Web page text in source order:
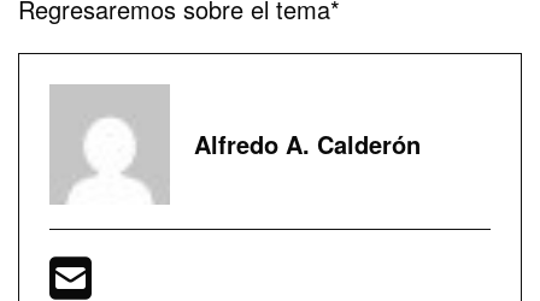
Regresaremos sobre el tema*
Alfredo A. Calderón